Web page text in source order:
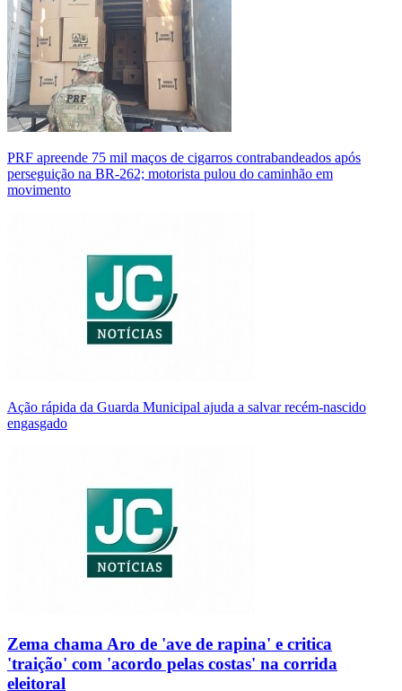
PRF apreende 75 mil maços de cigarros contrabandeados após
perseguição na BR-262; motorista pulou do caminhão em
movimento
Ação rápida da Guarda Municipal ajuda a salvar recém-nascido
engasgado
Zema chama Aro de 'ave de rapina' e critica
'traição' com 'acordo pelas costas' na corrida
eleitoral